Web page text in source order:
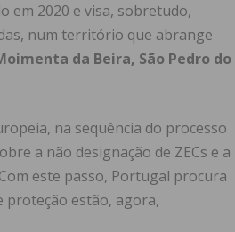
em 2020 e visa, sobretudo,
num território que abrange
da Beira, São Pedro do
na sequência do processo
a não designação de ZECs e a
este passo, Portugal procura
proteção estão, agora,